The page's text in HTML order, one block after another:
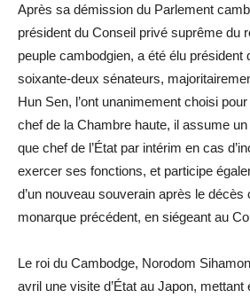
Après sa démission du Parlement
président du Conseil privé suprême du
peuple cambodgien, a été élu président
soixante-deux sénateurs,
Hun Sen, l’ont unanimement choisi
chef de la Chambre haute, il assume
que chef de l’État par intérim en cas
exercer ses fonctions, et participe
d’un nouveau souverain après le décès
monarque précédent, en siégeant au
Le roi du Cambodge, Norodom
avril une visite d’État au Japon, mettant